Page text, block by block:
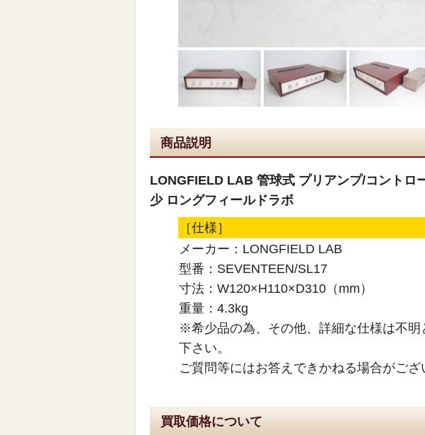
商品説明
LONGFIELD LAB 管球式 プリアンプ/コントロ
少 ロングフィールドラボ
［仕様］
メーカー：LONGFIELD LAB
型番：SEVENTEEN/SL17
寸法：W120×H110×D310（mm）
重量：4.3kg
※希少品の為、その他、詳細な仕様は不
下さい。
ご質問等にはお答えできかねる場合がござ
買取価格について